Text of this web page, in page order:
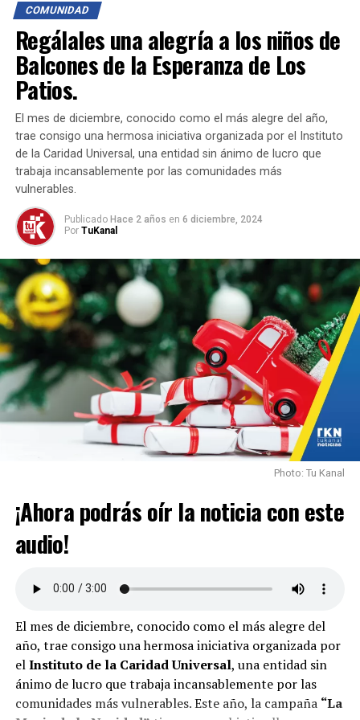
los desafíos cotidianos.
Cuida Tu Pareja: Evita el “Ex”
El ciclo de la vida establece que nacemos, crecemos y
nos reproducimos. Sin embargo, en una relación de
pareja, no existe un “ex hijo” ni un “ex padre”. Por eso, es
fundamental cuidar a nuestra pareja, ya que es lo único
que puede convertirse en “ex”. Los pequeños gestos y la
atención constante son la clave para mantener viva la
llama del amor. La voluntad de adaptarse, de aprender y
de crecer juntos es lo que fortalece los lazos y permite
superar los obstáculos.
La Búsqueda de la Satisfacción
y el Bienestar
En el camino de la vida en pareja, buscamos la
satisfacción y el bienestar mutuo. Como individuos,
cambiamos y evolucionamos. La rutina puede ser un
enemigo silencioso, pero también una oportunidad para
renovar la relación. La voluntad de sorprender, de
escuchar y de apoyar es lo que mantiene viva la chispa.
Recordemos que, al final del día, somos compañeros de
EnTu Kanal, exploramos temas como este y te
brindamos consejos para fortalecer tus relaciones.
HASTA LA PRÓXIMA
Lanzamiento de la Primera Brigada de enfermedades
renales.
NO TE PIERDAS
COMUNIDAD
Regálales una alegría a los niños de
Balcones de la Esperanza de Los
Patios.
El mes de diciembre, conocido como el más alegre del año,
trae consigo una hermosa iniciativa organizada por el Instituto
de la Caridad Universal, una entidad sin ánimo de lucro que
trabaja incansablemente por las comunidades más
vulnerables.
Publicado Hace 2 años en 6 diciembre, 2024
Por TuKanal
Photo: Tu Kanal
¡Ahora podrás oír la noticia con este
audio!
El mes de diciembre, conocido como el más alegre del
año, trae consigo una hermosa iniciativa organizada por
elInstituto de la Caridad Universal, una entidad sin
ánimo de lucro que trabaja incansablemente por las
comunidades más vulnerables. Este año, la campaña “La